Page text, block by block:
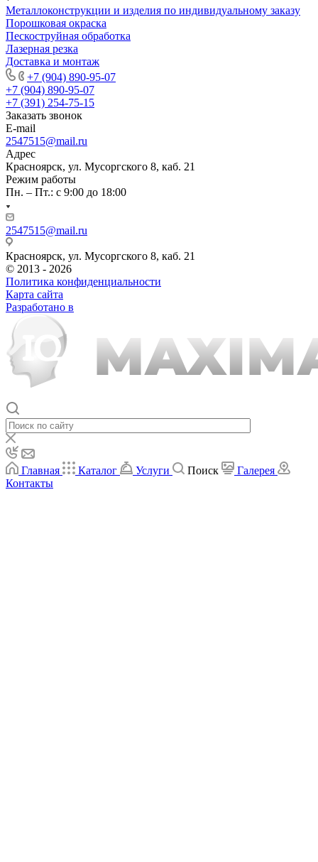
Металлоконструкции и изделия по индивидуальному заказу
Порошковая окраска
Пескоструйная обработка
Лазерная резка
Доставка и монтаж
+7 (904) 890-95-07
+7 (904) 890-95-07
+7 (391) 254-75-15
Заказать звонок
E-mail
2547515@mail.ru
Адрес
Красноярск, ул. Мусоргского 8, каб. 21
Режим работы
Пн. – Пт.: с 9:00 до 18:00
2547515@mail.ru
Красноярск, ул. Мусоргского 8, каб. 21
© 2013 - 2026
Политика конфиденциальности
Карта сайта
Разработано в
Главная Каталог Услуги Поиск
Галерея
Контакты